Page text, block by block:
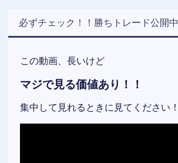
必ずチェック！！勝ちトレード公開中
この動画、長いけど
マジで見る価値あり！！
集中して見れるときに見てください！